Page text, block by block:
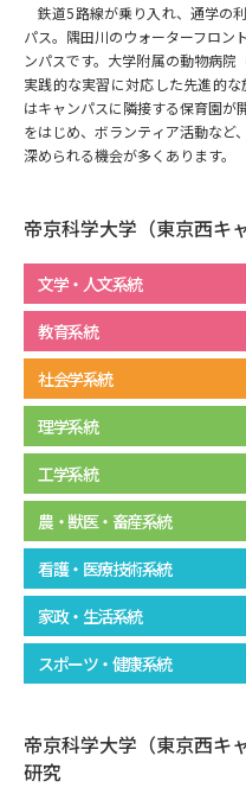
大学で学べる内容や特徴
新増設大学・学部・学科特集
データサイエンス特集
デジタルパンフレット
新学年スタート号特集ページ
（高3生用）
SELFBRAND特集ページ
オープンキャンパスなどを
オープンキャンパス検索
来場型・Web型イベント特集
鉄道5路線が乗り入れ、通学の
パス。隅田川のウォーターフロン
ンパスです。大学附属の動物病院
実践的な実習に対応した先進的
はキャンパスに隣接する保育園が
をはじめ、ボランティア活動など
深められる機会が多くあります。
帝京科学大学（東京西キ
文学・人文系統
教育系統
社会学系統
理学系統
工学系統
農・獣医・畜産系統
看護・医療技術系統
家政・生活系統
スポーツ・健康系統
帝京科学大学（東京西キ
研究